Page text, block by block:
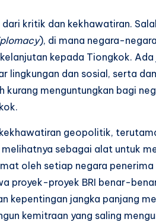
dari kritik dan kekhawatiran.
), di mana negara-
kepada Tiongkok.
lingkungan dan sosial, serta
kurang menguntungkan bagi
geopolitik,
sebagai alat untuk
oleh setiap negara
proyek-proyek BRI benar-
kepentingan jangka panjang
kemitraan yang saling